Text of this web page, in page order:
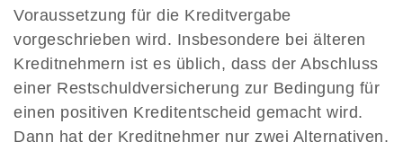
Voraussetzung für die Kreditvergabe
vorgeschrieben wird. Insbesondere bei älteren
Kreditnehmern ist es üblich, dass der Abschluss
einer Restschuldversicherung zur Bedingung für
einen positiven Kreditentscheid gemacht wird.
Dann hat der Kreditnehmer nur zwei Alternativen.